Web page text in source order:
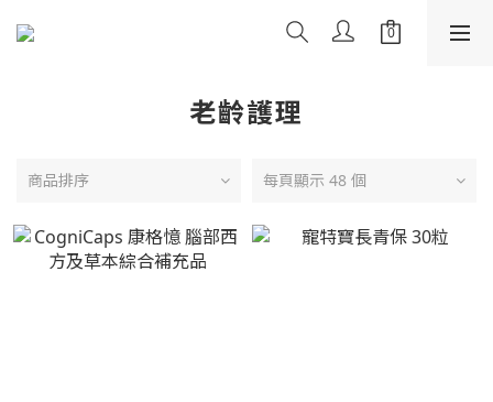
老齡護理
商品排序 每頁顯示 48 個